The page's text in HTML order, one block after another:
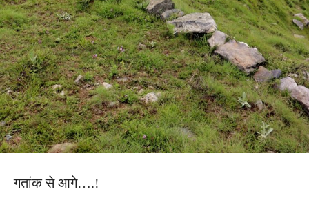
गतांक से आगे….!